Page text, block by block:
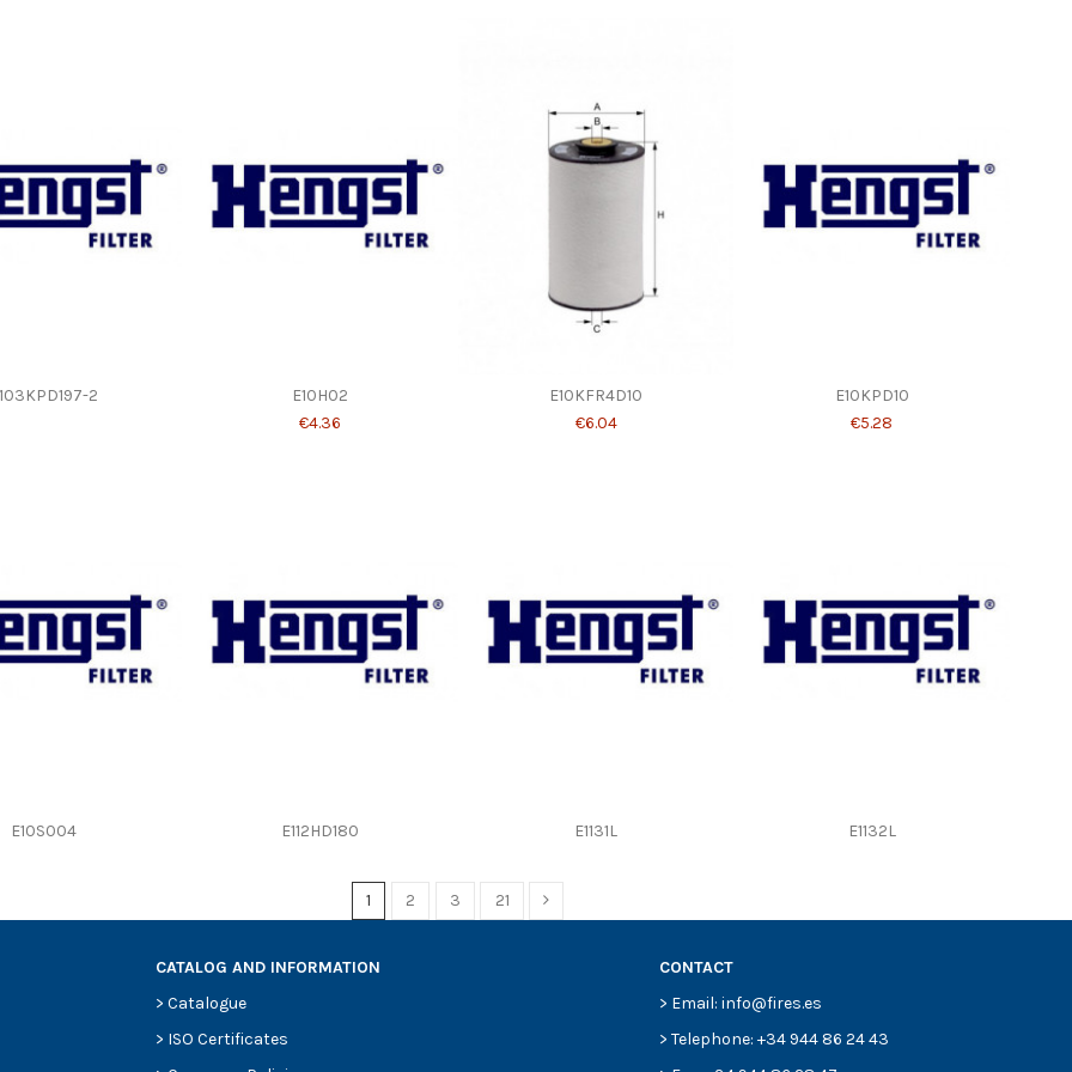
2
E10H02
€4.36
E10KFR4D10
€6.04
E10KPD10
€5.28
E10S004 E112HD180 E1131L E1132L
1 2 3 21
CATALOG AND INFORMATION
> Catalogue
> ISO Certificates
CONTACT
> Email: info@fires.es
> Telephone: +34 944 86 24 43